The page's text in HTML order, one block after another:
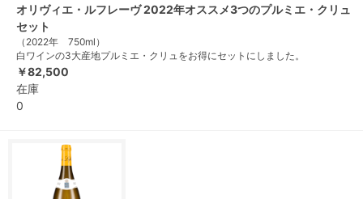
オリヴィエ・ルフレーヴ 2022年オススメ3つのプルミエ・クリュ
セット
（2022年 750ml）
白ワインの3大産地プルミエ・クリュをお得にセットにしました。
￥82,500
在庫
0